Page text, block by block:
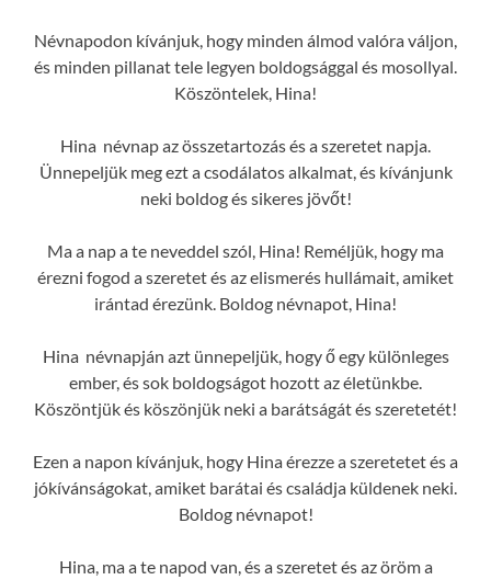
Névnapodon kívánjuk, hogy minden álmod valóra váljon,
és minden pillanat tele legyen boldogsággal és mosollyal.
Köszöntelek, Hina!
Hina névnap az összetartozás és a szeretet napja.
Ünnepeljük meg ezt a csodálatos alkalmat, és kívánjunk
neki boldog és sikeres jövőt!
Ma a nap a te neveddel szól, Hina! Reméljük, hogy ma
érezni fogod a szeretet és az elismerés hullámait, amiket
irántad érezünk. Boldog névnapot, Hina!
Hina névnapján azt ünnepeljük, hogy ő egy különleges
ember, és sok boldogságot hozott az életünkbe.
Köszöntjük és köszönjük neki a barátságát és szeretetét!
Ezen a napon kívánjuk, hogy Hina érezze a szeretetet és a
jókívánságokat, amiket barátai és családja küldenek neki.
Boldog névnapot!
Hina, ma a te napod van, és a szeretet és az öröm a